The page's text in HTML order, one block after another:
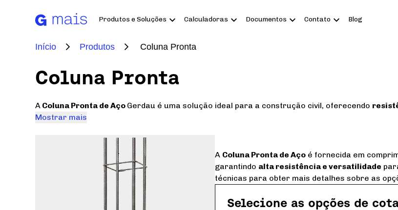
Produtos e Soluções Calculadoras Documentos Contato Blog
Início Produtos Coluna Pronta
Coluna Pronta
A Coluna Pronta de Aço Gerdau é uma solução ideal para a construção civil, oferecendo
Mostrar mais
A Coluna Pronta de Aço é fornecida em
garantindo alta resistência e versatilidade
técnicas para obter mais detalhes sobre as
Selecione as opções de